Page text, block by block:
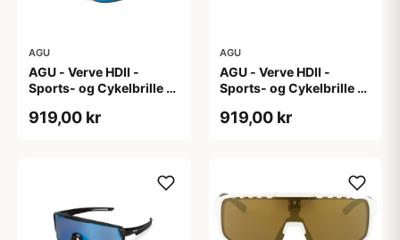
AGU
AGU - Verve HDII -
Sports- og Cykelbrille -
919,00 kr
AGU
AGU - Verve HDII -
Sports- og Cykelbrille -
919,00 kr